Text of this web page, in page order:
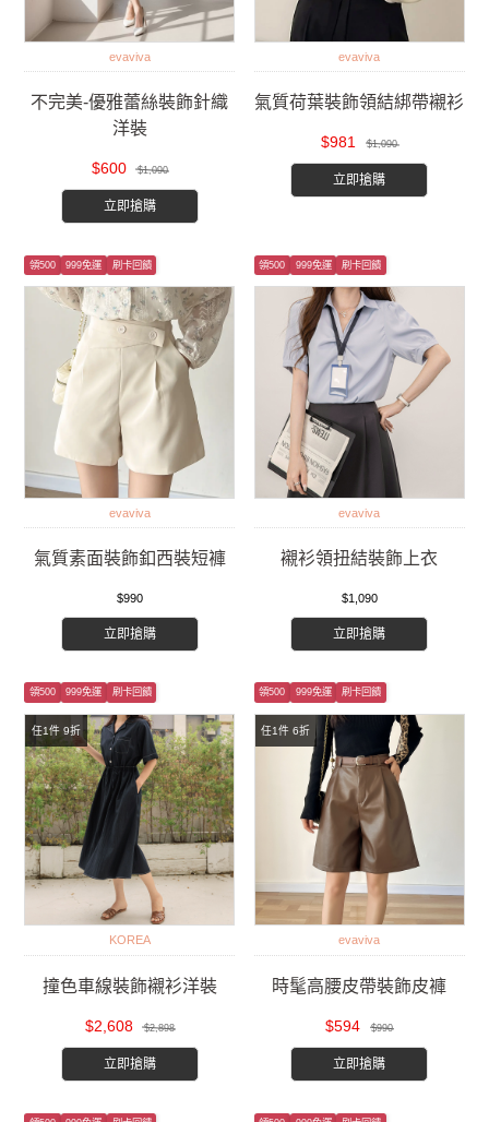
evaviva
不完美-優雅蕾絲裝飾針織
洋裝
$600 $1,090
立即搶購
evaviva
氣質荷葉裝飾領結綁帶襯衫
$981 $1,090
立即搶購
領500 999免運 刷卡回饋
evaviva
氣質素面裝飾釦西裝短褲
$990
立即搶購
領500 999免運 刷卡回饋
evaviva
襯衫領扭結裝飾上衣
$1,090
立即搶購
任1件 9折
領500 999免運 刷卡回饋
KOREA
撞色車線裝飾襯衫洋裝
$2,608 $2,898
立即搶購
任1件 6折
領500 999免運 刷卡回饋
evaviva
時髦高腰皮帶裝飾皮褲
$594 $990
立即搶購